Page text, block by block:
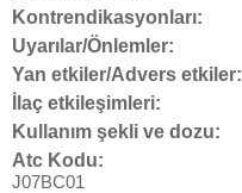
Kontrendikasyonları:
Uyarılar/Önlemler:
Yan etkiler/Advers etkiler:
İlaç etkileşimleri:
Kullanım şekli ve dozu:
Atc Kodu:
J07BC01